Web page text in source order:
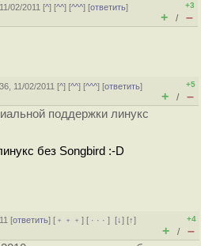
02/2011 [^] [^^] [^^^] [ответить]
+3
+ / –
11/02/2011 [^] [^^] [^^^] [ответить]
+5
+ / –
поддержки линукс
без Songbird :-D
[ответить] [ ﹢﹢﹢] [ · · ·][↓] [↑]
+4
+ / –